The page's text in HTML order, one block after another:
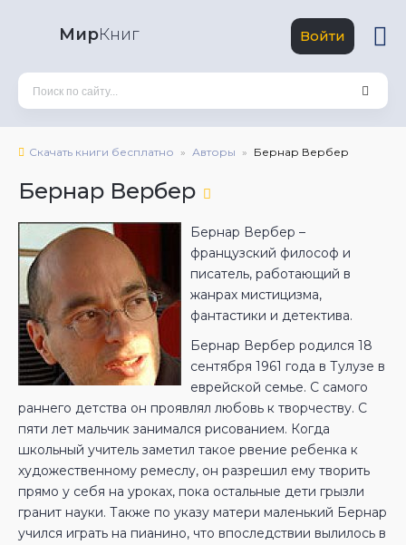
МирКниг Войти
Скачать книги бесплатно Авторы Бернар Вербер
Бернар Вербер
Бернар Вербер –
французский философ и
писатель, работающий в
жанрах мистицизма,
фантастики и детектива.
Бернар Вербер родился 18
сентября 1961 года в Тулузе в
еврейской семье. С самого
раннего детства он проявлял любовь к творчеству. С
пяти лет мальчик занимался рисованием. Когда
школьный учитель заметил такое рвение ребенка к
художественному ремеслу, он разрешил ему творить
прямо у себя на уроках, пока остальные дети грызли
гранит науки. Также по указу матери маленький Бернар
учился играть на пианино, что впоследствии вылилось в